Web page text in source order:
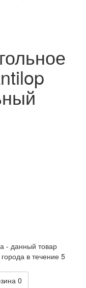
- данный товар
в течение 5
0